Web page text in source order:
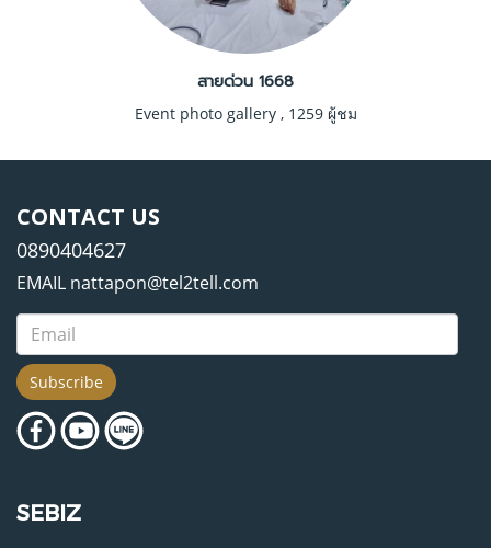
สายด่วน 1668
Event photo gallery, 1259 ผู้ชม
CONTACT US
0890404627
EMAIL nattapon@tel2tell.com
Subscribe
SEBIZ